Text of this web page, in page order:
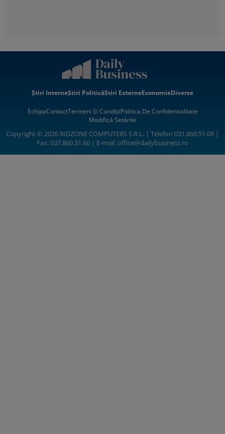
Știri InterneȘtiri PoliticăȘtiri ExterneEconomieDiverse
EchipaContactTermeni Si CondițiiPolitica De Confidentialitate
Modifică Setările
Copyright © 2026 RIDZONE COMPUTERS S.R.L. | Telefon 031.860.51.09 |
Fax: 037.860.31.60 | E-mail:office@dailybusiness.ro